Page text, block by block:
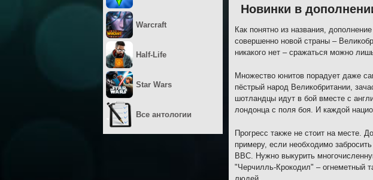
Новинки в
Как понятно из названия,
совершенно новой страны –
никакого нет – сражаться можно
Множество юнитов порадует даже
пёстрый народ Великобритании,
шотландцы идут в бой вместе с
лондонца с поля боя. И каждой
Прогресс также не стоит на месте.
примеру, если необходимо
ВВС. Нужно выкурить
"Черчилль-Крокодил" – огнеметный
Warcraft
Half-Life
Star Wars
Все антологии